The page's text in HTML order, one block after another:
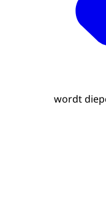
wordt